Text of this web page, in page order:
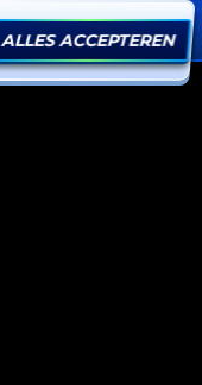
ALLES ACCEPTEREN